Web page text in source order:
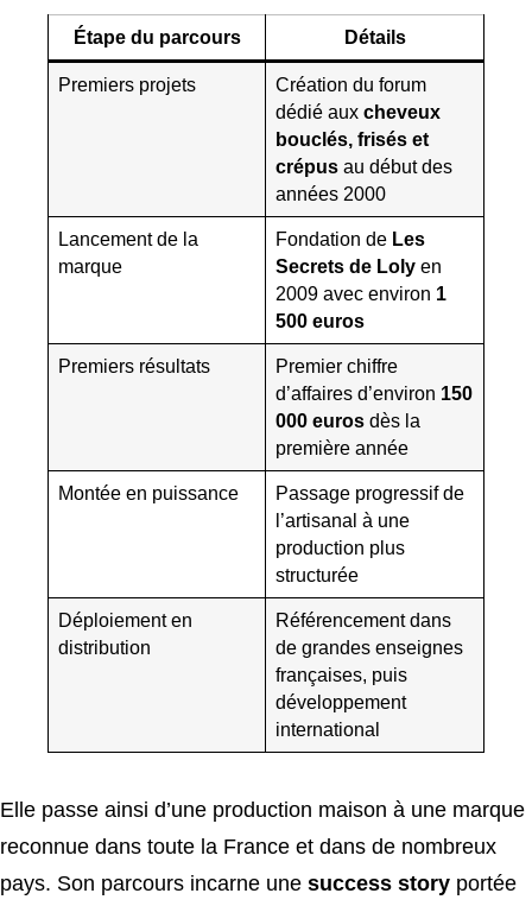
Étape du parcours Détails
Premiers projets
Création du forum
dédié aux cheveux
bouclés, frisés et
crépusau début des
années 2000
Lancement de la
marque
Fondation de Les
Secrets de Lolyen
2009 avec environ 1
500 euros
Premiers résultats
Premier chiffre
d’affaires d’environ 150
000 eurosdès la
première année
Montée en puissance
Passage progressif de
l’artisanal à une
production plus
structurée
Déploiement en
distribution
Référencement dans
de grandes enseignes
françaises, puis
développement
international
Elle passe ainsi d’une production maison à une marque
reconnue dans toute la France et dans de nombreux
pays. Son parcours incarne une success story portée